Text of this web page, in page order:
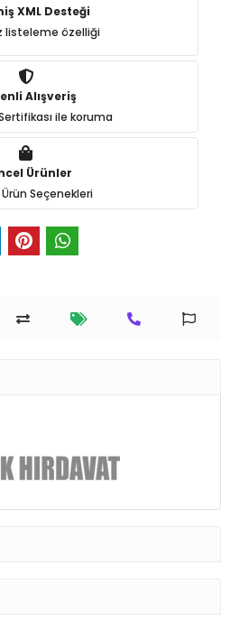
XML Desteği
listeleme özelliği
Alışveriş
ile koruma
Ürünler
Seçenekleri